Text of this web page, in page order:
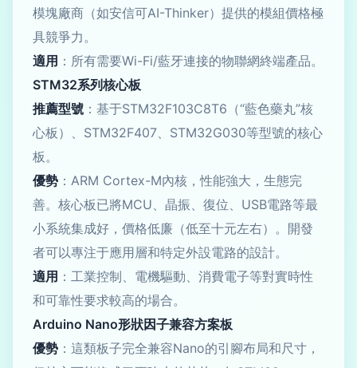
模塊廠商（如安信可AI-Thinker）提供的模組價格極
具競爭力。
適用 ：所有需要Wi-Fi/藍牙連接的物聯網終端產品。
STM32系列核心板
推薦型號 ：基于STM32F103C8T6（“藍色藥丸”核
心板）、STM32F407、STM32G030等型號的核心
板。
優勢 ：ARM Cortex-M內核，性能強大，生態完
善。核心板已將MCU、晶振、復位、USB電路等最
小系統集成好，價格低廉（低至十元左右）。開發
者可以專注于應用層和特定外設電路的設計。
適用 ：工業控制、電機驅動、消費電子等對實時性
和可靠性要求較高的場合。
Arduino Nano形狀因子兼容方案板
優勢 ：這類板子完全兼容Nano的引腳布局和尺寸，